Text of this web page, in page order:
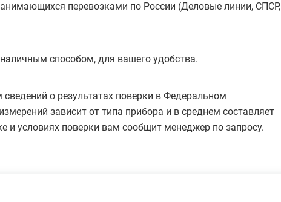
перевозками по России (Деловые линии, СПСР,
способом, для вашего удобства.
о результатах поверки в Федеральном
зависит от типа прибора и в среднем составляет
и условиях поверки вам сообщит менеджер по запросу.